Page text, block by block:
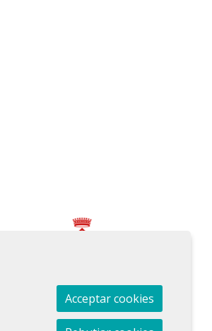
Ús de CookiesContactar
Acceptar cookies